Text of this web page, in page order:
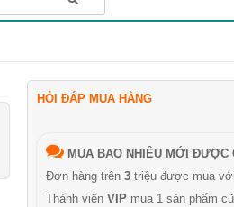
HỎI ĐÁP MUA HÀNG
MUA BAO NHIÊU MỚI ĐƯỢC
Đơn hàng trên 3 triệu được mua
Thành viên VIP mua 1 sản phẩm